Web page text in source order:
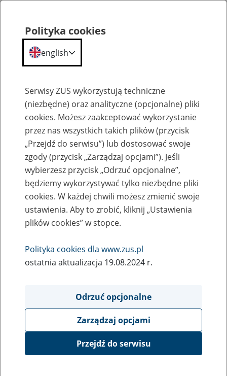
Szkolenia
Zaproś ZUS do siebie - zakładanie profili
eZUS w siedzibie Twojej firmy
Rodzaj wydarzenia
Szkolenia
obsługa klientów
Event description
Platforma Usług Elektronicznych ZUS eZUS
Polityka cookies
english
Serwisy ZUS wykorzystują techniczne
(niezbędne) oraz analityczne (opcjonalne) pliki
cookies. Możesz zaakceptować wykorzystanie
przez nas wszystkich takich plików (przycisk
„Przejdź do serwisu”) lub dostosować swoje
zgody (przycisk „Zarządzaj opcjami”). Jeśli
wybierzesz przycisk „Odrzuć opcjonalne”,
będziemy wykorzystywać tylko niezbędne pliki
cookies. W każdej chwili możesz zmienić swoje
ustawienia. Aby to zrobić, kliknij „Ustawienia
plików cookies” w stopce.
Polityka cookies dla www.zus.pl
ostatnia aktualizacja 19.08.2024 r.
Odrzuć opcjonalne
Zarządzaj opcjami
Przejdź do serwisu